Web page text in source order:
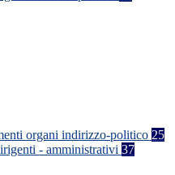
organi indirizzo-politico 25
- amministrativi 37